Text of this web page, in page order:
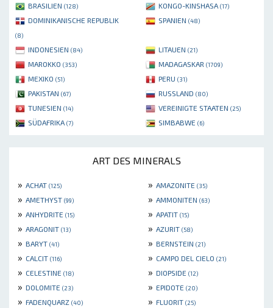
BRASILIEN (128) KONGO-KINSHASA (17)
DOMINIKANISCHE REPUBLIK
(8)
SPANIEN (48)
INDONESIEN (84) LITAUEN (21)
MAROKKO (353) MADAGASKAR (1709)
MEXIKO (51) PERU (31)
PAKISTAN (67) RUSSLAND (80)
TUNESIEN (14) VEREINIGTE STAATEN (25)
SÜDAFRIKA (7) SIMBABWE (6)
ART DES MINERALS
» ACHAT (125) » AMAZONITE (35)
» AMETHYST (99) » AMMONITEN (63)
» ANHYDRITE (15) » APATIT (15)
» ARAGONIT (13) » AZURIT (58)
» BARYT (41) » BERNSTEIN (21)
» CALCIT (116) » CAMPO DEL CIELO (21)
» CELESTINE (18) » DIOPSIDE (12)
» DOLOMITE (23) » EPIDOTE (20)
» FADENQUARZ (40) » FLUORIT (25)